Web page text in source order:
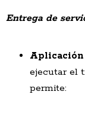
Entrega de
ejecutar el
permite: